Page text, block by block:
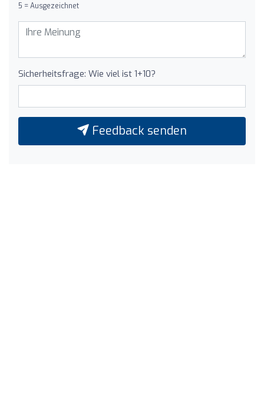
5 = Ausgezeichnet
Sicherheitsfrage: Wie viel ist 1+10?
Feedback senden